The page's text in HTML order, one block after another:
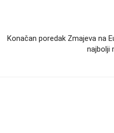
Konačan poredak Zmajeva na
najbolji